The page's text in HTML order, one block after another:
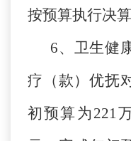
按预算执行决算
6、卫生健
疗（款）优抚
初预算为221